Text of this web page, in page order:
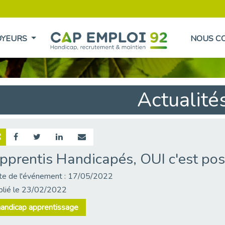
NOUS
Handicapés, OUI c'est
de l'événement : 17/05/2022
le 23/02/2022
apprentissage